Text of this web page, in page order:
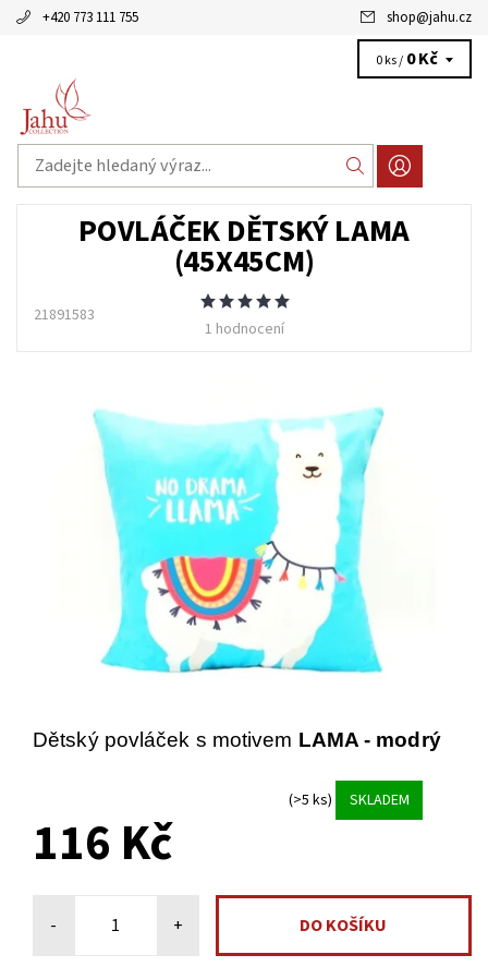
+420 773 111 755 shop@jahu.cz
0 ks / 0 Kč
POVLÁČEK DĚTSKÝ LAMA
(45X45CM)
21891583
1 hodnocení
Dětský povláček s motivem LAMA - modrý
(>5 ks) SKLADEM
116 Kč
- +